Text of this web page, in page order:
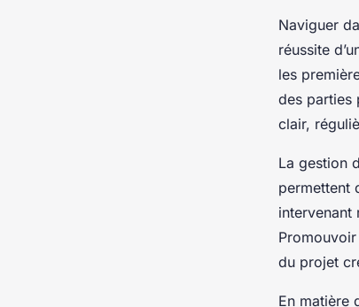
Naviguer
réussite
les
des parties
clair,
La gestion
permettent
intervenant
du projet
En matière